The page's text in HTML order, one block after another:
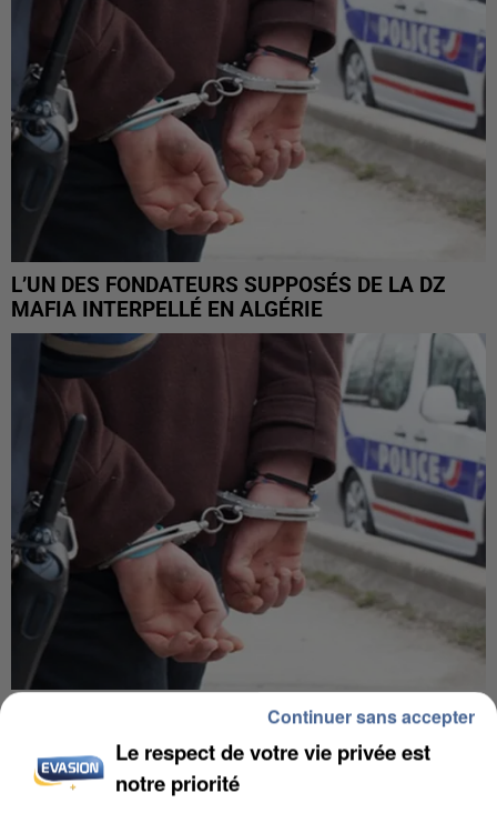
L’UN DES FONDATEURS SUPPOSÉS DE LA DZ
MAFIA INTERPELLÉ EN ALGÉRIE
UN SECOND CADRE DE LA DZ MAFIA
Le respect de votre vie privée est
notre priorité
Continuer sans accepter